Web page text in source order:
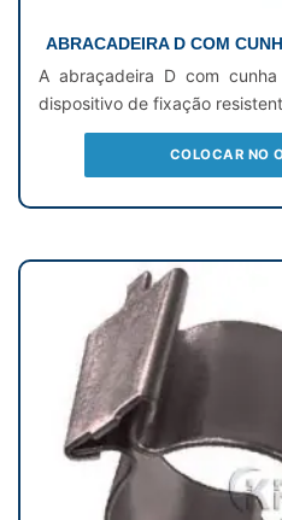
ABRACADEIRA D COM
A abraçadeira D com
dispositivo de fixação
COLOCAR NO